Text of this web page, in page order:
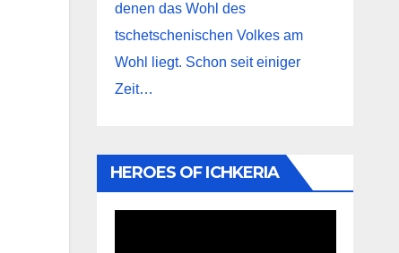
denen das Wohl des
tschetschenischen Volkes am
Wohl liegt. Schon seit einiger
Zeit…
HEROES OF ICHKERIA